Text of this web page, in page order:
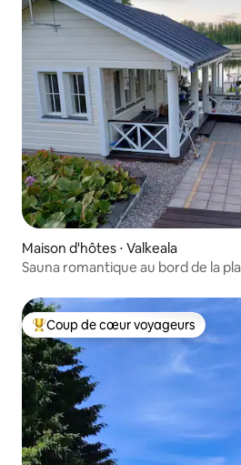
Maison d'hôtes ⋅ Valkeala
Sauna romantique au bord de la
Coups de cœur voyageurs les plus
Coup de cœur voyageurs